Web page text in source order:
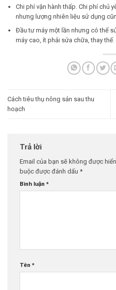
Chi phí vận hành thấp. Chi phí chủ
nhưng lượng nhiên liệu sử dụng
Đầu tư máy một lần nhưng có thể
máy cao, ít phải sửa chữa, thay thế.
Cách tiêu thụ nông sản sau thu
hoạch
Trả lời
Email của bạn sẽ không được
buộc được đánh dấu *
Bình luận *
Tên *